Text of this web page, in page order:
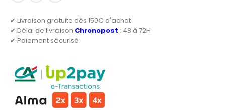
✔ Livraison gratuite dès 150€ d'achat
✔ Délai de livraison Chronopost : 48 à 72H
✔ Paiement sécurisé